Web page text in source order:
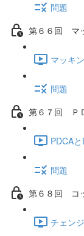
問題
第６６回 マ
マッキ
問題
第６７回 Ｐ
PDCA
問題
第６８回 コ
チェン